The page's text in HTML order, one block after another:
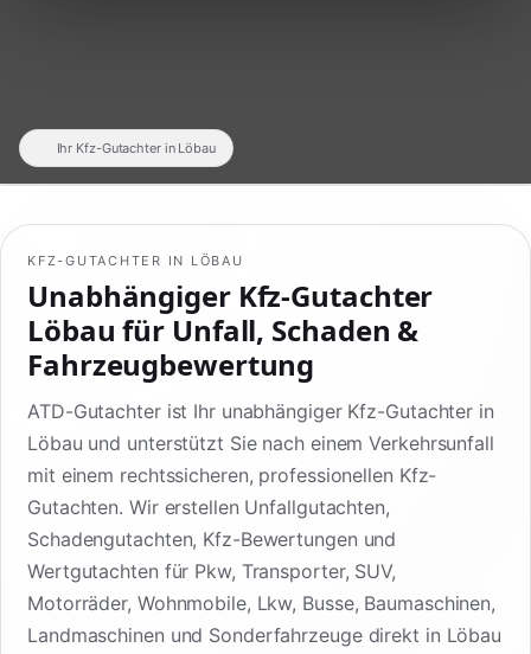
KFZ-GUTACHTER IN LÖBAU
Unabhängiger Kfz-Gutachter
Löbau für Unfall, Schaden &
Fahrzeugbewertung
ATD-Gutachter ist Ihr unabhängiger Kfz-Gutachter in
Löbau und unterstützt Sie nach einem Verkehrsunfall
mit einem rechtssicheren, professionellen Kfz-
Gutachten. Wir erstellen Unfallgutachten,
Schadengutachten, Kfz-Bewertungen und
Wertgutachten für Pkw, Transporter, SUV,
Motorräder, Wohnmobile, Lkw, Busse, Baumaschinen,
Landmaschinen und Sonderfahrzeuge direkt in Löbau
Ihr Kfz-Gutachter in Löbau